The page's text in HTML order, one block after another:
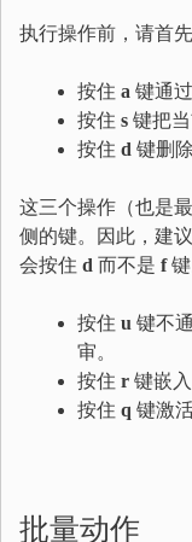
执行操作前，请首先
按住 a 键通
按住 s 键把
按住 d 键删
这三个操作（也是
侧的键。因此，建
会按住 d 而不是 f键
按住 u 键不
审。
按住 r 键嵌
按住 q 键激
批量动作